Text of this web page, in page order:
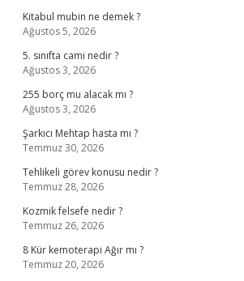
Kitabul mubin ne demek ?
Ağustos 5, 2026
5. sınıfta cami nedir ?
Ağustos 3, 2026
255 borç mu alacak mı ?
Ağustos 3, 2026
Şarkıcı Mehtap hasta mı ?
Temmuz 30, 2026
Tehlikeli görev konusu nedir ?
Temmuz 28, 2026
Kozmik felsefe nedir ?
Temmuz 26, 2026
8 Kür kemoterapi Ağır mı ?
Temmuz 20, 2026